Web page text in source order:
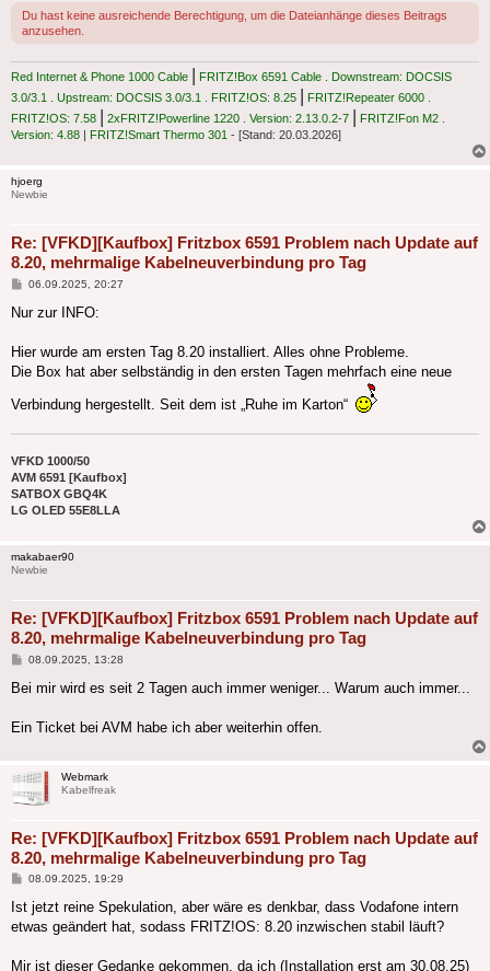
Du hast keine ausreichende Berechtigung, um die Dateianhänge dieses Beitrags
anzusehen.
Red Internet & Phone 1000 Cable | FRITZ!Box 6591 Cable . Downstream: DOCSIS
3.0/3.1 . Upstream: DOCSIS 3.0/3.1 . FRITZ!OS: 8.25 | FRITZ!Repeater 6000 .
FRITZ!OS: 7.58 | 2xFRITZ!Powerline 1220 . Version: 2.13.0.2-7 | FRITZ!Fon M2 .
Version: 4.88
FRITZ!Smart Thermo 301 - [Stand: 20.03.2026]
hjoerg
Newbie
Re: [VFKD][Kaufbox] Fritzbox 6591 Problem nach Update auf
8.20, mehrmalige Kabelneuverbindung pro Tag
Beitrag
06.09.2025, 20:27
Nur zur INFO:
Hier wurde am ersten Tag 8.20 installiert. Alles ohne Probleme.
Die Box hat aber selbständig in den ersten Tagen mehrfach eine neue
Verbindung hergestellt. Seit dem ist „Ruhe im Karton“
VFKD 1000/50
AVM 6591 [Kaufbox]
SATBOX GBQ4K
LG OLED 55E8LLA
makabaer90
Newbie
Re: [VFKD][Kaufbox] Fritzbox 6591 Problem nach Update auf
8.20, mehrmalige Kabelneuverbindung pro Tag
Beitrag
08.09.2025, 13:28
Bei mir wird es seit 2 Tagen auch immer weniger... Warum auch immer...
Ein Ticket bei AVM habe ich aber weiterhin offen.
Webmark
Kabelfreak
Re: [VFKD][Kaufbox] Fritzbox 6591 Problem nach Update auf
8.20, mehrmalige Kabelneuverbindung pro Tag
Beitrag
08.09.2025, 19:29
Ist jetzt reine Spekulation, aber wäre es denkbar, dass Vodafone intern
etwas geändert hat, sodass FRITZ!OS: 8.20 inzwischen stabil läuft?
Mir ist dieser Gedanke gekommen, da ich (Installation erst am 30.08.25)